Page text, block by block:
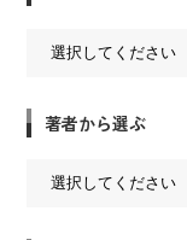
著者から選ぶ